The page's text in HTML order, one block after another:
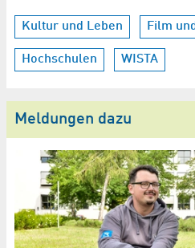
Kultur und Leben Film
Hochschulen WISTA
Meldungen dazu